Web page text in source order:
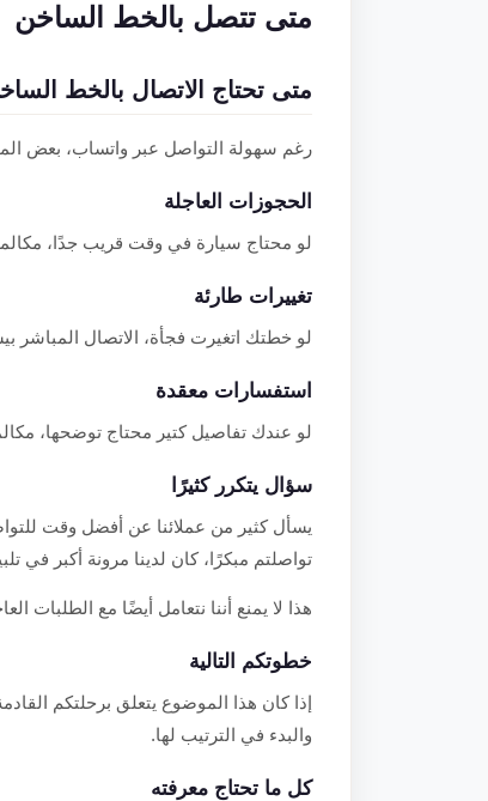
متى تتصل بالخط الساخن
متى تحتاج الاتصال بالخط
رغم سهولة التواصل عبر واتساب، بعض
الحجوزات العاجلة
لو محتاج سيارة في وقت قريب جدًا،
تغييرات طارئة
لو خطتك اتغيرت فجأة، الاتصال
استفسارات معقدة
لو عندك تفاصيل كتير محتاج توضحها،
سؤال يتكرر كثيرًا
يسأل كثير من عملائنا عن أفضل وقت
تواصلتم مبكرًا، كان لدينا مرونة أكبر في
هذا لا يمنع أننا نتعامل أيضًا مع الطلبات
خطوتكم التالية
إذا كان هذا الموضوع يتعلق برحلتكم
والبدء في الترتيب لها.
كل ما تحتاج معرفته